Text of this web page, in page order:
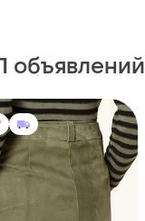
объявлений